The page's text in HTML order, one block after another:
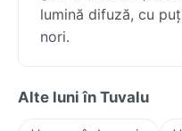
lumină difuză, cu
nori.
Alte luni în Tuvalu